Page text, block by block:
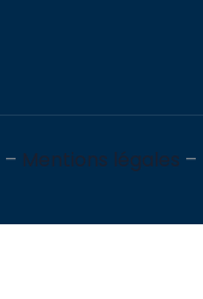
– Mentions légales –